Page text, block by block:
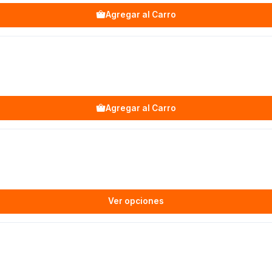
Agregar al Carro
Agregar al Carro
Ver opciones